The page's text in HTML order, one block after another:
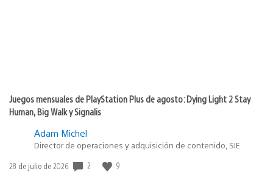
Juegos mensuales de PlayStation Plus de agosto: Dying Light 2 Stay
Human, Big Walk y Signalis
Adam Michel
Director de operaciones y adquisición de contenido, SIE
Fecha
28 de julio de 2026 2 9